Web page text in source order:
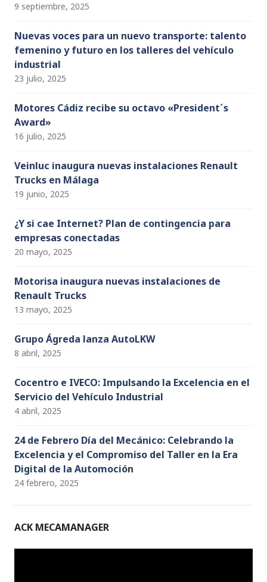
9 septiembre, 2025
Nuevas voces para un nuevo transporte: talento
femenino y futuro en los talleres del vehículo
industrial
23 julio, 2025
Motores Cádiz recibe su octavo «President´s
Award»
16 julio, 2025
Veinluc inaugura nuevas instalaciones Renault
Trucks en Málaga
19 junio, 2025
¿Y si cae Internet? Plan de contingencia para
empresas conectadas
20 mayo, 2025
Motorisa inaugura nuevas instalaciones de
Renault Trucks
13 mayo, 2025
Grupo Ágreda lanza AutoLKW
8 abril, 2025
Cocentro e IVECO: Impulsando la Excelencia en el
Servicio del Vehículo Industrial
4 abril, 2025
24 de Febrero Día del Mecánico: Celebrando la
Excelencia y el Compromiso del Taller en la Era
Digital de la Automoción
24 febrero, 2025
ACK MECAMANAGER